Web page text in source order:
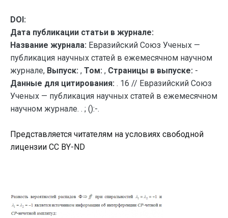
DOI:
Дата публикации статьи в журнале:
Название журнала: Евразийский Союз Ученых —
публикация научных статей в ежемесячном научном
журнале, Выпуск: , Том: , Страницы в выпуске: -
Данные для цитирования: . 16 // Евразийский Союз
Ученых — публикация научных статей в ежемесячном
научном журнале. . ; ():-.
Представляется читателям на условиях свободной
лицензии CC BY-ND